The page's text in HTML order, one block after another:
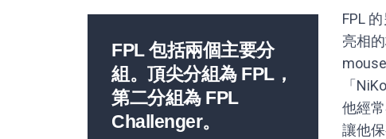
FPL 包括兩個主要分
組。頂尖分組為 FPL，
第二分組為 FPL
Challenger。
FPL
亮相
「
他經
讓他